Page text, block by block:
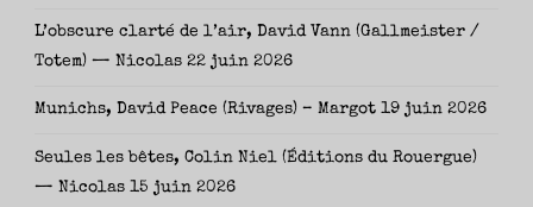
L’obscure clarté de l’air, David Vann (Gallmeister /
Totem) — Nicolas 22 juin 2026
Munichs, David Peace (Rivages) – Margot 19 juin 2026
Seules les bêtes, Colin Niel (Éditions du Rouergue)
— Nicolas 15 juin 2026